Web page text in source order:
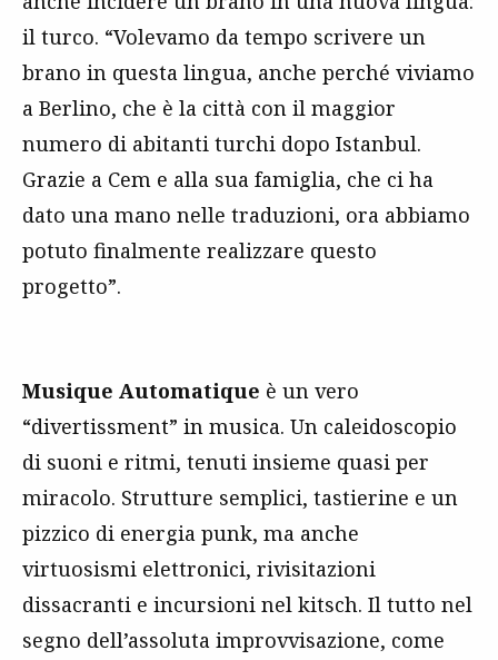
il turco. “Volevamo da tempo scrivere un
brano in questa lingua, anche perché viviamo
a Berlino, che è la città con il maggior
numero di abitanti turchi dopo Istanbul.
Grazie a Cem e alla sua famiglia, che ci ha
dato una mano nelle traduzioni, ora abbiamo
potuto finalmente realizzare questo
progetto”.
Musique Automatique è un vero
“divertissment” in musica. Un caleidoscopio
di suoni e ritmi, tenuti insieme quasi per
miracolo. Strutture semplici, tastierine e un
pizzico di energia punk, ma anche
virtuosismi elettronici, rivisitazioni
dissacranti e incursioni nel kitsch. Il tutto nel
segno dell’assoluta improvvisazione, come